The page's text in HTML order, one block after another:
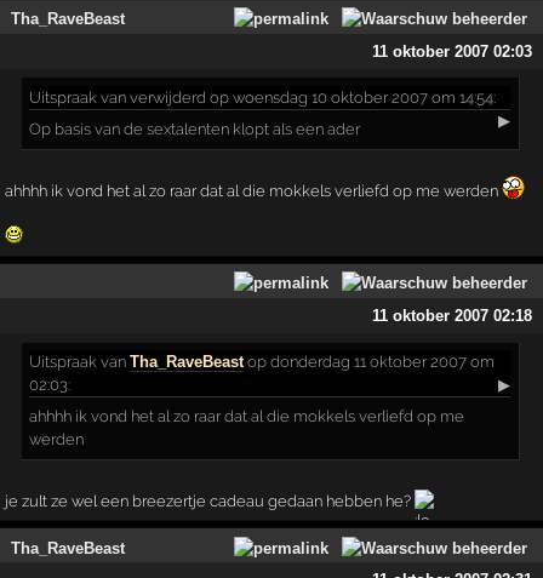
Tha_RaveBeast
11 oktober 2007 02:03
Uitspraak van verwijderd op woensdag 10 oktober 2007 om 14:54:
▶
Op basis van de sextalenten klopt als een ader
ahhhh ik vond het al zo raar dat al die mokkels verliefd op me werden
11 oktober 2007 02:18
Uitspraak vanTha_RaveBeastop donderdag 11 oktober 2007 om
02:03:
▶
ahhhh ik vond het al zo raar dat al die mokkels verliefd op me
werden
je zult ze wel een breezertje cadeau gedaan hebben he?
Tha_RaveBeast